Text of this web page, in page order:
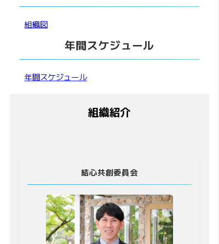
組織図
年間スケジュール
年間スケジュール
組織紹介
結心共創委員会